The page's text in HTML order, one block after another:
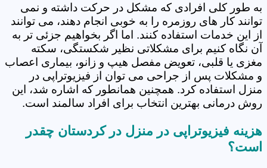
به طور کلی افرادی که مشکل در حرکت داشته و نمی
توانند کار های روزمره را به خوبی انجام دهند، می توانند
از این خدمات استفاده کنند. اما اگر بخواهیم جزئی تر به
آن نگاه کنیم برای مشکلاتی نظیر شکستگی، سکته
مغزی یا قلبی، تعویض مفصل هیپ و زانو، بیماری اعصاب
و مشکلات پس از جراحی می توان از فیزیوتراپی در
منزل استفاده کرد. همچنین همانطور که اشاره شد، این
روش درمانی بهترین انتخاب برای افراد سالمند است.
هزینه فیزیوتراپی در منزل در کردستان چقدر
است؟